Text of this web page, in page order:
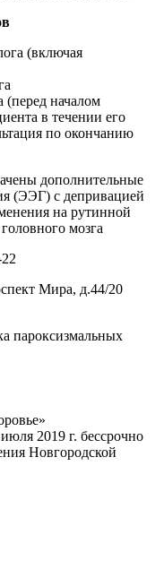
(включая
(перед началом
в течении его
по окончанию
дополнительные
(ЭЭГ) с депривацией
на рутинной
мозга
Мира, д.44/20
пароксизмальных
2019 г. бессрочно
Новгородской